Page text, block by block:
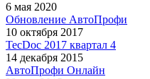
6 мая 2020
Обновление АвтоПрофи
10 октября 2017
TecDoc 2017 квартал 4
14 декабря 2015
АвтоПрофи Онлайн